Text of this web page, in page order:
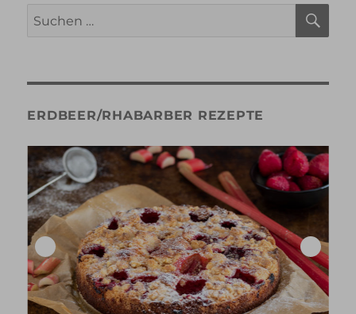
Suche
ERDBEER/RHABARBER REZEPTE